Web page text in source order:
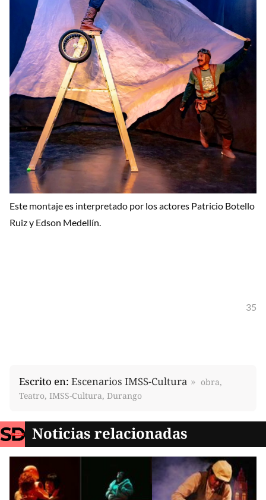
Este montaje es interpretado por los actores Patricio Botello
Ruiz y Edson Medellín.
35
Escrito en: Escenarios IMSS-Cultura
obra,
Teatro, IMSS-Cultura, Durango
Noticias relacionadas